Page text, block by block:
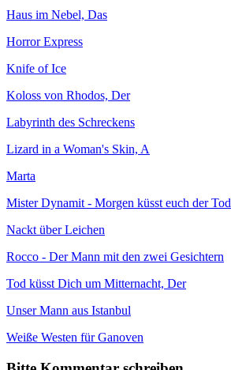
Haus im Nebel, Das
Horror Express
Knife of Ice
Koloss von Rhodos, Der
Labyrinth des Schreckens
Lizard in a Woman's Skin, A
Marta
Mister Dynamit - Morgen küsst euch der Tod
Nackt über Leichen
Rocco - Der Mann mit den zwei Gesichtern
Tod küsst Dich um Mitternacht, Der
Unser Mann aus Istanbul
Weiße Westen für Ganoven